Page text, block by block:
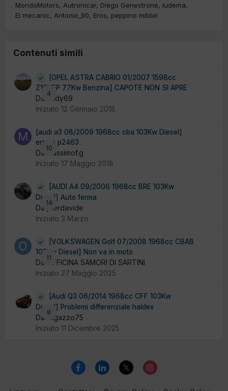
MondoMotors
Autronicar Diego Genestrone
ludema
El mecanic
Antonio_90 Eros peppino mibtel
Contenuti simili
4
[OPEL ASTRA CABRIO 01/2007 1598cc
Z16XEP 77Kw Benzina] CAPOTE NON SI APRE
Da andy69
Iniziato 12 Gennaio 2018
10
[audi a3 08/2009 1968cc cba 103Kw Diesel]
errore p2463
Da massimof.g
Iniziato 17 Maggio 2018
14
[AUDI A4 09/2006 1968cc BRE 103Kw
Diesel] Auto ferma
Da pierdavide
Iniziato 3 Marzo
11
[VOLKSWAGEN Golf 07/2008 1968cc CBAB
103Kw Diesel] Non va in moto
Da OFFICINA SAMORI DI SARTINI
Iniziato 27 Maggio 2025
8
[Audi Q3 06/2014 1968cc CFF 103Kw
Diesel] Problemi differenziale haldex
Da ragazzo75
Iniziato 11 Dicembre 2025